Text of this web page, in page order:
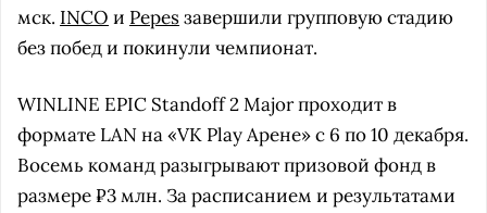
мск. INCO и Pepesзавершили групповую стадию
без побед и покинули чемпионат.
WINLINE EPIC Standoff 2 Major проходит в
формате LAN на «VK Play Арене» c 6 по 10 декабря.
Восемь команд разыгрывают призовой фонд в
размере ₽3 млн. За расписанием и результатами